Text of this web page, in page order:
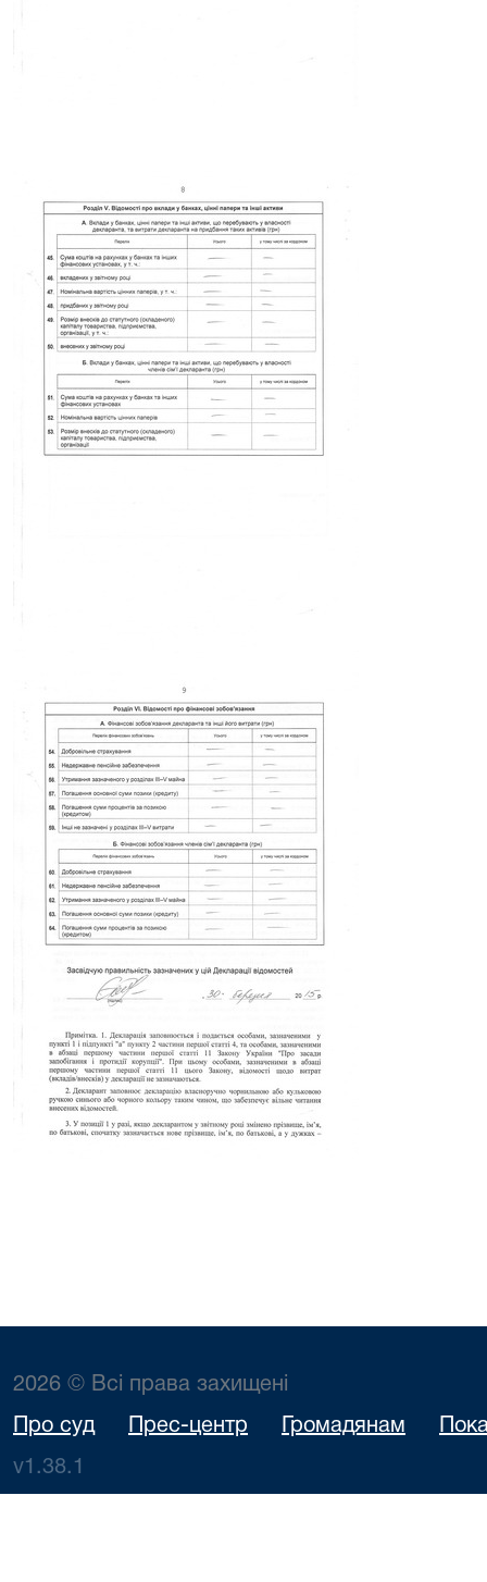
2026 © Всі права захищені
Про суд Прес-центр Громадянам
v1.38.1